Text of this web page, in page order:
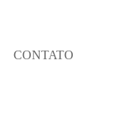
CONTATO